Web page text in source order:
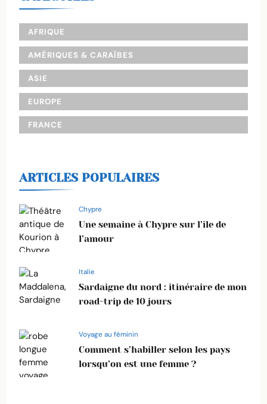
AFRIQUE
AMÉRIQUES & CARAÏBES
ASIE
EUROPE
FRANCE
ARTICLES POPULAIRES
Chypre
Une semaine à Chypre sur l’île de
l’amour
Italie
Sardaigne du nord : itinéraire de mon
road-trip de 10 jours
Voyage au féminin
Comment s’habiller selon les pays
lorsqu’on est une femme ?